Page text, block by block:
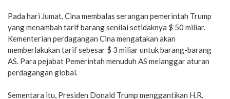
Pada hari Jumat, Cina membalas serangan pemerintah Trump
yang menambah tarif barang senilai setidaknya $ 50 miliar.
Kementerian perdagangan Cina mengatakan akan
memberlakukan tarif sebesar $ 3 miliar untuk barang-barang
AS. Para pejabat Pemerintah menuduh AS melanggar aturan
perdagangan global.
Sementara itu, Presiden Donald Trump menggantikan H.R.